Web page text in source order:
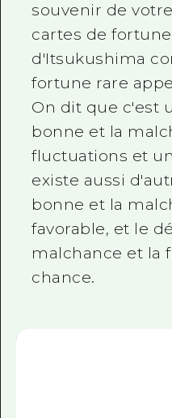
souvenir de
cartes de
d'Itsukushima
fortune rare
On dit que c'est
bonne et la
fluctuations et
existe aussi
bonne et la
favorable, et le
malchance et la
chance.